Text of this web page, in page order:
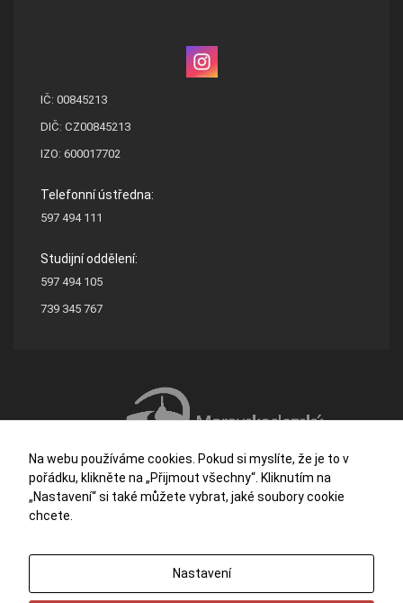
IČ: 00845213
DIČ: CZ00845213
IZO: 600017702
Telefonní ústředna:
597 494 111
Studijní oddělení:
597 494 105
739 345 767
zřizovanou Moravskoslezským krajem.
Na webu používáme cookies. Pokud si myslíte, že je to v
pořádku, klikněte na „Přijmout všechny“. Kliknutím na
„Nastavení“ si také můžete vybrat, jaké soubory cookie
chcete.
Nastavení